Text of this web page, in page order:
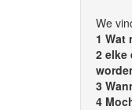
We
1 Wat
2 elke
3
4